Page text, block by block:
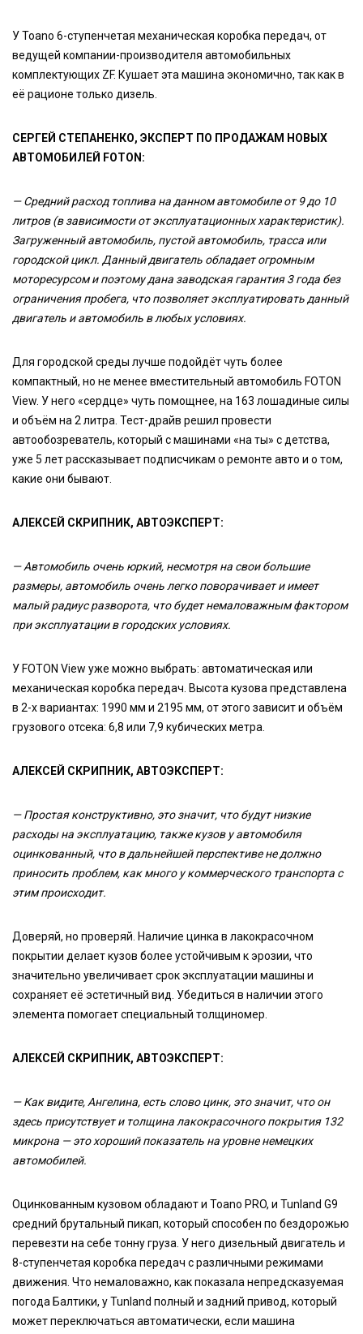
У Toano 6-ступенчетая механическая коробка передач, от
ведущей компании-производителя автомобильных
комплектующих ZF. Кушает эта машина экономично, так как в
её рационе только дизель.
СЕРГЕЙ СТЕПАНЕНКО, ЭКСПЕРТ ПО ПРОДАЖАМ НОВЫХ
АВТОМОБИЛЕЙ FOTON:
— Средний расход топлива на данном автомобиле от 9 до 10
литров (в зависимости от эксплуатационных характеристик).
Загруженный автомобиль, пустой автомобиль, трасса или
городской цикл. Данный двигатель обладает огромным
моторесурсом и поэтому дана заводская гарантия 3 года без
ограничения пробега, что позволяет эксплуатировать данный
двигатель и автомобиль в любых условиях.
Для городской среды лучше подойдёт чуть более
компактный, но не менее вместительный автомобиль FOTON
View. У него «сердце» чуть помощнее, на 163 лошадиные силы
и объём на 2 литра. Тест-драйв решил провести
автообозреватель, который с машинами «на ты» с детства,
уже 5 лет рассказывает подписчикам о ремонте авто и о том,
какие они бывают.
АЛЕКСЕЙ СКРИПНИК, АВТОЭКСПЕРТ:
— Автомобиль очень юркий, несмотря на свои большие
размеры, автомобиль очень легко поворачивает и имеет
малый радиус разворота, что будет немаловажным фактором
при эксплуатации в городских условиях.
У FOTON View уже можно выбрать: автоматическая или
механическая коробка передач. Высота кузова представлена
в 2-х вариантах: 1990 мм и 2195 мм, от этого зависит и объём
грузового отсека: 6,8 или 7,9 кубических метра.
АЛЕКСЕЙ СКРИПНИК, АВТОЭКСПЕРТ:
— Простая конструктивно, это значит, что будут низкие
расходы на эксплуатацию, также кузов у автомобиля
оцинкованный, что в дальнейшей перспективе не должно
приносить проблем, как много у коммерческого транспорта с
этим происходит.
Доверяй, но проверяй. Наличие цинка в лакокрасочном
покрытии делает кузов более устойчивым к эрозии, что
значительно увеличивает срок эксплуатации машины и
сохраняет её эстетичный вид. Убедиться в наличии этого
элемента помогает специальный толщиномер.
АЛЕКСЕЙ СКРИПНИК, АВТОЭКСПЕРТ:
— Как видите, Ангелина, есть слово цинк, это значит, что он
здесь присутствует и толщина лакокрасочного покрытия 132
микрона — это хороший показатель на уровне немецких
автомобилей.
Оцинкованным кузовом обладают и Toano PRO, и Tunland G9
средний брутальный пикап, который способен по бездорожью
перевезти на себе тонну груза. У него дизельный двигатель и
8-ступенчетая коробка передач с различными режимами
движения. Что немаловажно, как показала непредсказуемая
погода Балтики, у Tunland полный и задний привод, который
может переключаться автоматически, если машина